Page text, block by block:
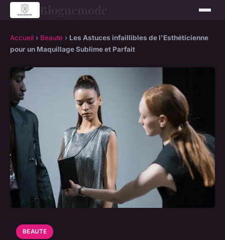
Accueil › Beaute › Les Astuces infaillibles de l'Esthéticienne
pour un Maquillage Sublime et Parfait
BEAUTE